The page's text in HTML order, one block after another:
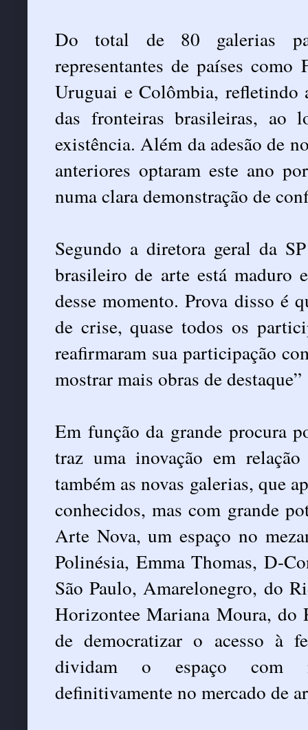
Do total de 80 galerias
representantes de países
Uruguai e Colômbia,
das fronteiras brasileiras, ao
existência. Além da adesão de
anteriores optaram este ano
numa clara demonstração de
Segundo a diretora geral da
brasileiro de arte está maduro
desse momento. Prova disso é
de crise, quase todos os
reafirmaram sua participação
mostrar mais obras de destaque”
Em função da grande procura
traz uma inovação em
também as novas galerias, que
conhecidos, mas com grande
Arte Nova, um espaço no
Polinésia, Emma Thomas, D-
São Paulo, Amarelonegro, do
Horizontee Mariana Moura, do
de democratizar o acesso à
dividam o espaço com
definitivamente no mercado de